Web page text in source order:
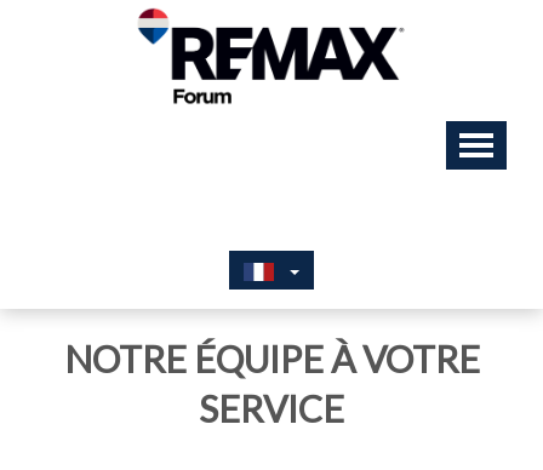
NOTRE ÉQUIPE À VOTRE
SERVICE